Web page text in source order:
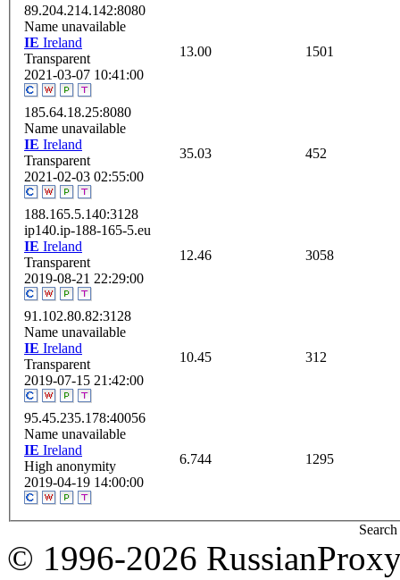
89.204.214.142:8080
Name unavailable
IE Ireland
Transparent
2021-03-07 10:41:00
13.00 1501
185.64.18.25:8080
Name unavailable
IE Ireland
Transparent
2021-02-03 02:55:00
35.03 452
188.165.5.140:3128
ip140.ip-188-165-5.eu
IE Ireland
Transparent
2019-08-21 22:29:00
12.46 3058
91.102.80.82:3128
Name unavailable
IE Ireland
Transparent
2019-07-15 21:42:00
10.45 312
95.45.235.178:40056
Name unavailable
IE Ireland
High anonymity
2019-04-19 14:00:00
6.744 1295
© 1996-2026